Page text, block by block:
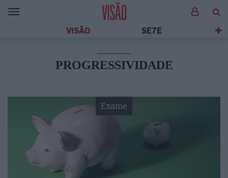
VISÃO SE7E
PROGRESSIVIDADE
Exame